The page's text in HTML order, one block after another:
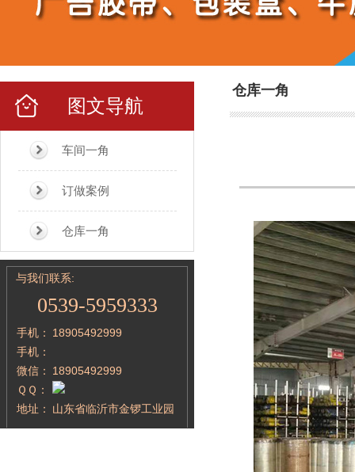
图文导航
车间一角
订做案例
仓库一角
与我们联系:
0539-5959333
手机：
18905492999
手机：
微信：
18905492999
ＱＱ：
地址：
山东省临沂市金锣工业园
仓库一角